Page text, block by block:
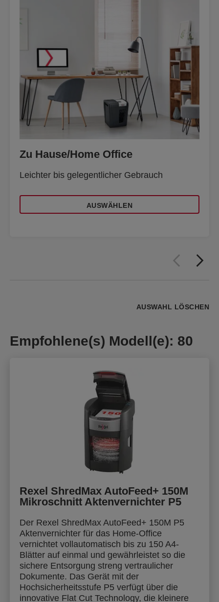
Zu Hause/Home Office
Leichter bis gelegentlicher Gebrauch
AUSWÄHLEN
AUSWAHL LÖSCHEN
Empfohlene(s) Modell(e): 80
Rexel ShredMax AutoFeed+ 150M
Mikroschnitt Aktenvernichter P5
Der Rexel ShredMax AutoFeed+ 150M P5
Aktenvernichter für das Home-Office
vernichtet vollautomatisch bis zu 150 A4-
Blätter auf einmal und gewährleistet so die
sichere Entsorgung streng vertraulicher
Dokumente. Das Gerät mit der
Hochsicherheitsstufe P5 verfügt über die
innovative Flat Cut Technology, die kleinere